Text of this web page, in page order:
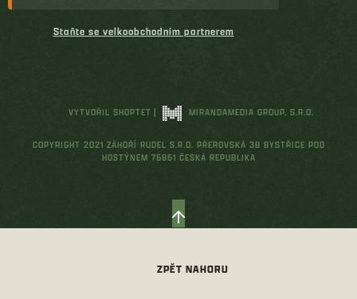
Staňte se velkoobchodním partnerem
VYTVOŘIL SHOPTET | MIRANDAMEDIA GROUP, S.R.O.
COPYRIGHT 2021 ZÁHOŘÍ RUDEL S.R.O. PŘEROVSKÁ 38 BYSTŘICE POD
HOSTÝNEM 76861 ČESKÁ REPUBLIKA